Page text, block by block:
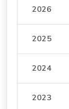
2026
2025
2024
2023